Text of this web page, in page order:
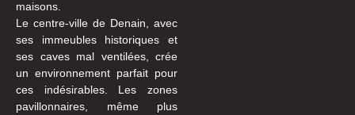
maisons.
Le centre-ville de Denain, avec
ses immeubles historiques et
ses caves mal ventilées, crée
un environnement parfait pour
ces indésirables. Les zones
pavillonnaires, même plus